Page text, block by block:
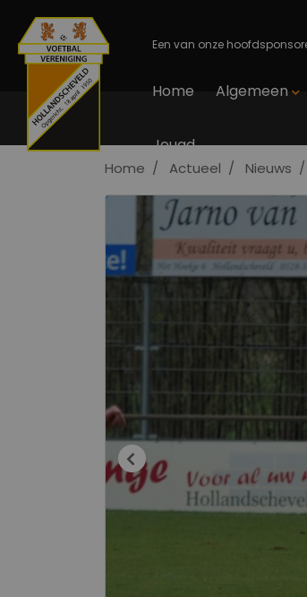
Een van onze
Home Algemeen
Jeugd
Home Actueel Nieuws